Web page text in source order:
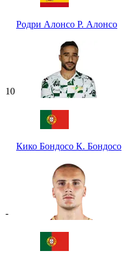
Родри Алонсо Р. Алонсо
10
Кико Бондосо К. Бондосо
-